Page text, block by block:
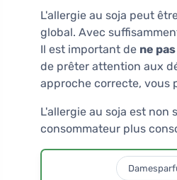
L'allergie au soja peut
global. Avec
Il est important de ne
de prêter attention aux
approche correcte, vous
L'allergie au soja est
consommateur plus